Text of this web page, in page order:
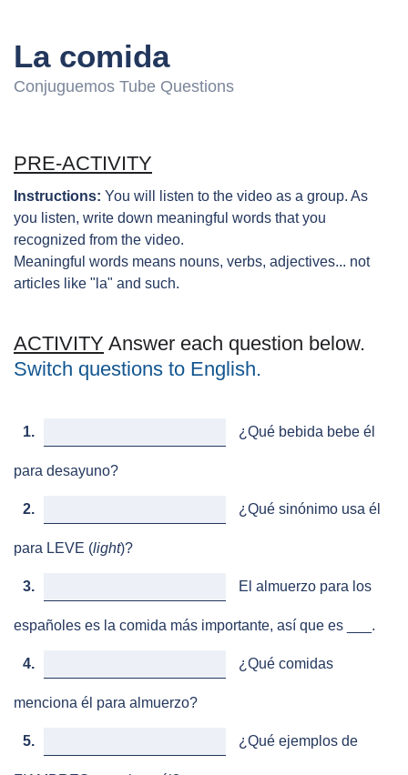
La comida
Conjuguemos Tube Questions
PRE-ACTIVITY
Instructions: You will listen to the video as a group. As
you listen, write down meaningful words that you
recognized from the video.
Meaningful words means nouns, verbs, adjectives... not
articles like "la" and such.
ACTIVITY Answer each question below.
Switch questions to English.
1. ¿Qué bebida bebe él
para desayuno?
2. ¿Qué sinónimo usa él
para LEVE (light)?
3. El almuerzo para los
españoles es la comida más importante, así que es ___.
4. ¿Qué comidas
menciona él para almuerzo?
5. ¿Qué ejemplos de